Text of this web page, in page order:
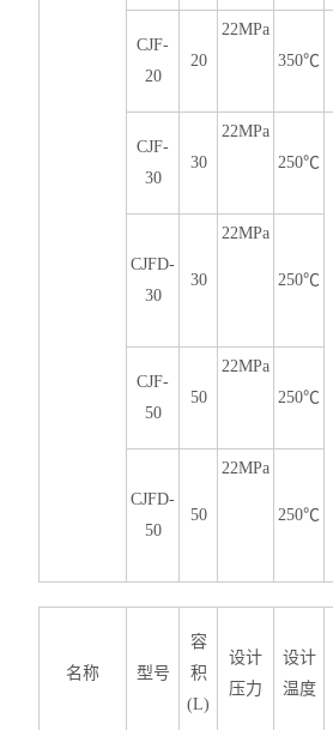
CJF-
20
20
22MPa
350℃
CJF-
30
30
22MPa
250℃
CJFD-
30
30
22MPa
250℃
CJF-
50
50
22MPa
250℃
CJFD-
50
50
22MPa
250℃
名称 型号
容
积
(L)
设计
压力
设计
温度